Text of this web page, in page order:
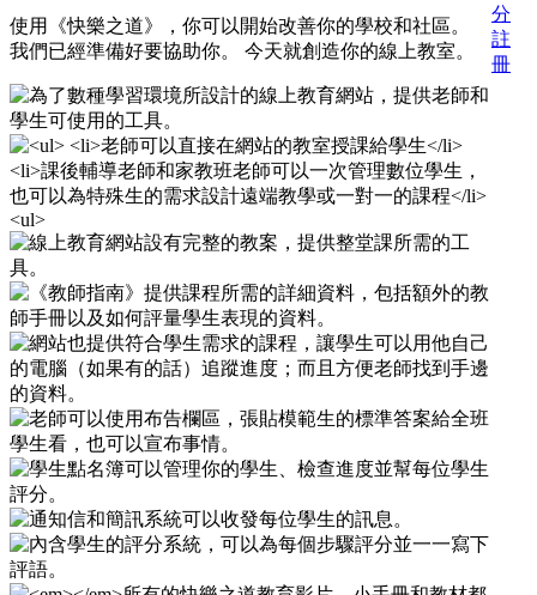
使用《快樂之道》，你可以開始改善你的學校和社區。
我們已經準備好要協助你。 今天就創造你的線上教室。
分
註
冊